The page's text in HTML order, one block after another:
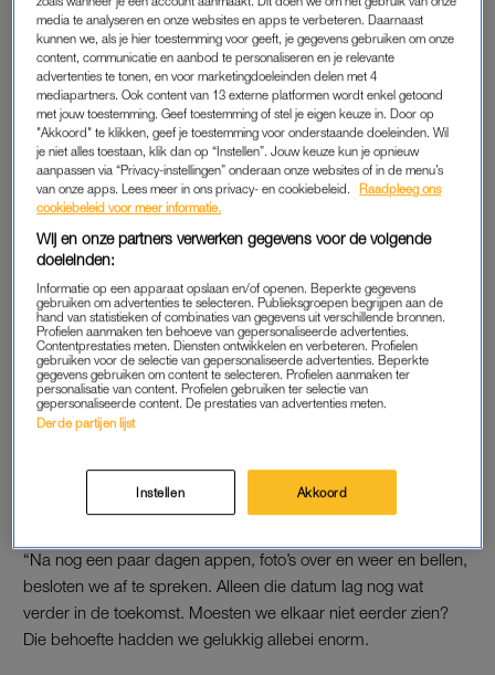
Waar?
Hotelkamer
PERSONEELSFEEST
“Op het personeelsfeest was het erg gezellig met een collega.
We keken elkaar een paar keeraan, maar daar bleef het wel
een beetje bij. Tot ik in de trein naar huis zat. Hij appte:
‘afhaker’. Een beetje verbolgen, want ik had de laatste trein,
aan het uitdagen waren.
De volgende ochtend hadden we een overleg voor werk.
‘Gaan we het er nog over hebben?’, ging door mijn hoofd. Hij
wond er geen doekjes om, wat hem betreft gingen we het er
nu, nuchter, over hebben. Ik vond het zo spannend en zat
“Na nog een paar dagen appen, foto’s over en weer en bellen,
besloten we af te spreken. Alleen die datum lag nog wat
verder in de toekomst. Moesten we elkaar niet eerder zien?
Die behoefte hadden we gelukkig allebei enorm.
media te analyseren en onze websites en apps te verbeteren. Daarnaast
kunnen we, als je hier toestemming voor geeft, je gegevens gebruiken om onze
content, communicatie en aanbod te personaliseren en je relevante
advertenties te tonen, en voor marketingdoeleinden delen met 4
mediapartners. Ook content van 13 externe platformen wordt enkel getoond
met jouw toestemming. Geef toestemming of stel je eigen keuze in. Door op
"Akkoord" te klikken, geef je toestemming voor onderstaande doeleinden. Wil
je niet alles toestaan, klik dan op “Instellen”. Jouw keuze kun je opnieuw
aanpassen via “Privacy-instellingen” onderaan onze websites of in de menu’s
van onze apps. Lees meer in ons privacy- en cookiebeleid.
Raadpleeg ons
cookiebeleid voor meer informatie.
Wij en onze partners verwerken gegevens voor de volgende
doeleinden:
Informatie op een apparaat opslaan en/of openen. Beperkte gegevens
gebruiken om advertenties te selecteren. Publieksgroepen begrijpen aan de
hand van statistieken of combinaties van gegevens uit verschillende bronnen.
Profielen aanmaken ten behoeve van gepersonaliseerde advertenties.
Contentprestaties meten. Diensten ontwikkelen en verbeteren. Profielen
gebruiken voor de selectie van gepersonaliseerde advertenties. Beperkte
gegevens gebruiken om content te selecteren. Profielen aanmaken ter
personalisatie van content. Profielen gebruiken ter selectie van
gepersonaliseerde content. De prestaties van advertenties meten.
Derde partijen lijst
Instellen Akkoord